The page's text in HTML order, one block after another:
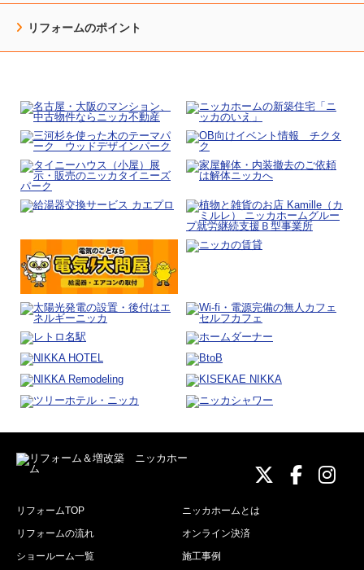
リフォームのポイント
ニッカ
ニッニ
リフォームTOP
ニッカホームとは
リフォームの流れ
オンライン決済
ショールーム一覧
施工事例